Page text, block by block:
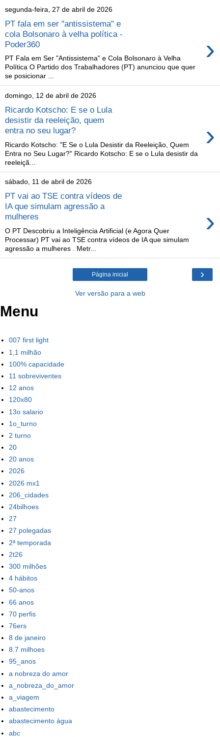
segunda-feira, 27 de abril de 2026
PT fala em ser "antissistema" e
cola Bolsonaro à velha política -
Poder360
›
PT Fala em Ser "Antissistema" e Cola Bolsonaro à Velha
Política O Partido dos Trabalhadores (PT) anunciou que quer
se posicionar ...
domingo, 12 de abril de 2026
Ricardo Kotscho: E se o Lula
desistir da reeleição, quem
entra no seu lugar?
›
Ricardo Kotscho: "E Se o Lula Desistir da Reeleição, Quem
Entra no Seu Lugar?" Ricardo Kotscho: E se o Lula desistir da
reeleiçã...
sábado, 11 de abril de 2026
PT vai ao TSE contra vídeos de
IA que simulam agressão a
mulheres
›
O PT Descobriu a Inteligência Artificial (e Agora Quer
Processar) PT vai ao TSE contra vídeos de IA que simulam
agressão a mulheres . Metr...
›
Página inicial
Ver versão para a web
Menu
007 first light
1,1 milhão
100% capacidade
11 sobreviventes
12 anos
120x80
13o salario
1o_turno
2 turno
20
20 anos
2026
2026 mx1
206_cidades
24bilhoes
27
27 polegadas
2ª temporada
2t26
300 milhões
4 hábitos
50-anos
66 anos
70 perfis
76ers
8 de janeiro
8.7 milhoes
95_anos
a nobreza do amor
a_nobreza_do_amor
a_viagem
abastecimento
abastecimento água
abc